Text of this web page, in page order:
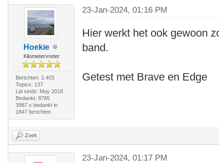
Hoekie
Kilometervreter
Berichten: 2.403
Topics: 137
Lid sinds: May 2018
Bedankt: 8785
3987 x bedankt in
1847 berichten
23-Jan-2024, 01:16 PM
Hier werkt het ook gewoon
band.
Getest met Brave en Edge
Zoek
23-Jan-2024, 01:17 PM